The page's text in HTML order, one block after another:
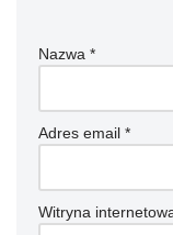
Nazwa *
Adres email *
Witryna